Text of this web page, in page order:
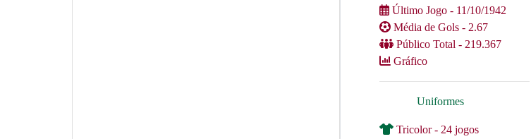
Último Jogo - 11/10/1942
Média de Gols - 2.67
Público Total - 219.367
Gráfico
Uniformes
Tricolor - 24 jogos